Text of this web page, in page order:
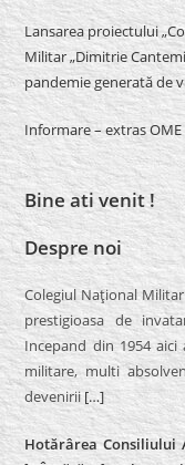
Lansarea proiectului
Militar „Dimitrie
pandemie generată de
Informare – extras OME
Bine ati venit !
Despre noi
Colegiul Naţional
prestigioasa de
Incepand din 1954
militare, multi
devenirii […]
Hotărârea Consiliului